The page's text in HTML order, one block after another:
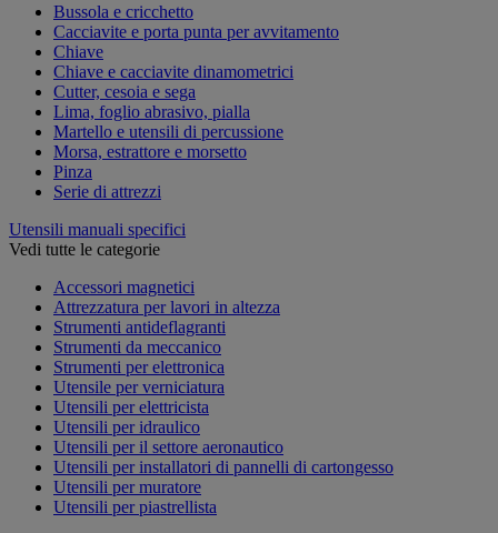
Bussola e cricchetto
Cacciavite e porta punta per avvitamento
Chiave
Chiave e cacciavite dinamometrici
Cutter, cesoia e sega
Lima, foglio abrasivo, pialla
Martello e utensili di percussione
Morsa, estrattore e morsetto
Pinza
Serie di attrezzi
Utensili manuali specifici
Vedi tutte le categorie
Accessori magnetici
Attrezzatura per lavori in altezza
Strumenti antideflagranti
Strumenti da meccanico
Strumenti per elettronica
Utensile per verniciatura
Utensili per elettricista
Utensili per idraulico
Utensili per il settore aeronautico
Utensili per installatori di pannelli di cartongesso
Utensili per muratore
Utensili per piastrellista